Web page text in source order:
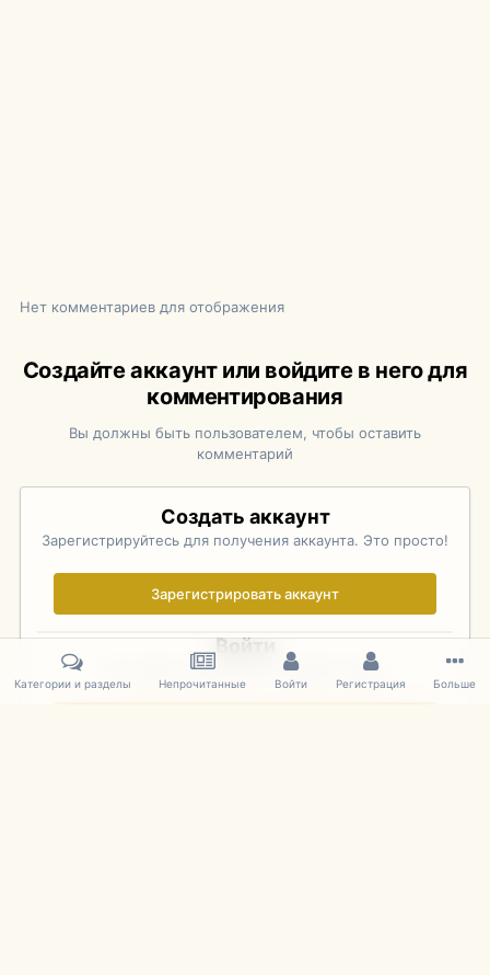
Нет комментариев для отображения
Создайте аккаунт или войдите в него для
комментирования
Вы должны быть пользователем, чтобы оставить
комментарий
Создать аккаунт
Зарегистрируйтесь для получения аккаунта. Это просто!
Зарегистрировать аккаунт
Войти
Уже зарегистрированы? Войдите здесь.
Категории и разделы Непрочитанные Войти Регистрация Больше